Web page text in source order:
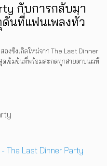
กับการกลับมา
ดันที่แฟนเพลงทั่ว
งซิงเกิลใหม่จาก The Last Dinner
เข้มข้นที่พร้อมสะกดทุกสายตาบนเวที